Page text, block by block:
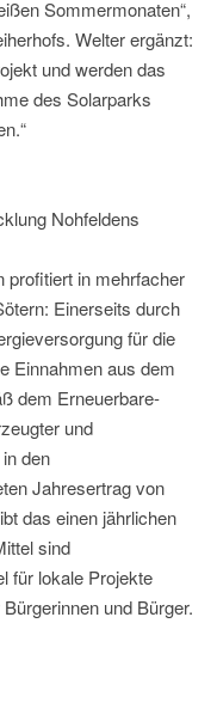
Sommermonaten“,
Welter ergänzt:
und werden das
des Solarparks
Nohfeldens
profitiert in mehrfacher
Einerseits durch
für die
Einnahmen aus dem
dem Erneuerbare-
und
den
Jahresertrag von
das einen jährlichen
sind
für lokale Projekte
und Bürger.